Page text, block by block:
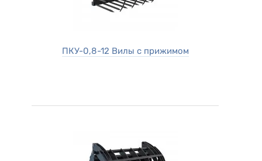
ПКУ-0,8-12 Вилы с прижимом